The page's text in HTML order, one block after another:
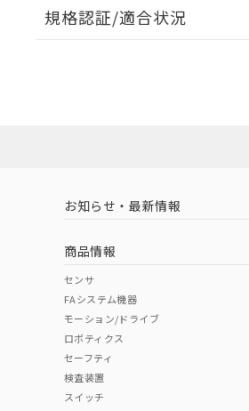
EU RoHS 注意事項・凡例
中国 RoHS 注意事項・凡例
中国 RoHS表
Pb Hg
規格認証/適合状況
お知らせ・最新情報
商品情報
センサ
FAシステム機器
モーション/ドライブ
ロボティクス
セーフティ
検査装置
スイッチ